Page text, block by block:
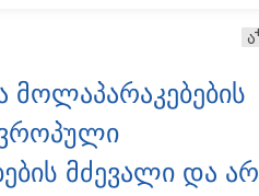
ა
მოლაპარაკებების
მძევალი და არ